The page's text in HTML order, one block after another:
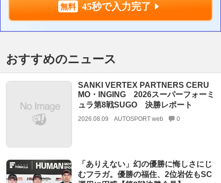
45秒で入力完了
おすすめのニュース
SANKI VERTEX PARTNERS CERU
MO・INGING 2026スーパーフォーミ
ュラ第8戦SUGO 決勝レポート
2026.08.09 AUTOSPORT web 0
「ありえない」幻の優勝に悔しさにじ
むフラガ。優勝の福住、2位岩佐もSC